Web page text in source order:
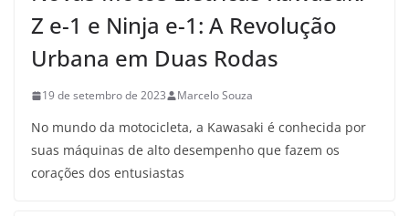
Z e-1 e Ninja e-1: A Revolução
Urbana em Duas Rodas
19 de setembro de 2023 Marcelo Souza
No mundo da motocicleta, a Kawasaki é conhecida por
suas máquinas de alto desempenho que fazem os
corações dos entusiastas